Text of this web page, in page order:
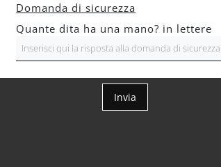
Domanda di sicurezza
Quante dita ha una mano? in lettere
Invia